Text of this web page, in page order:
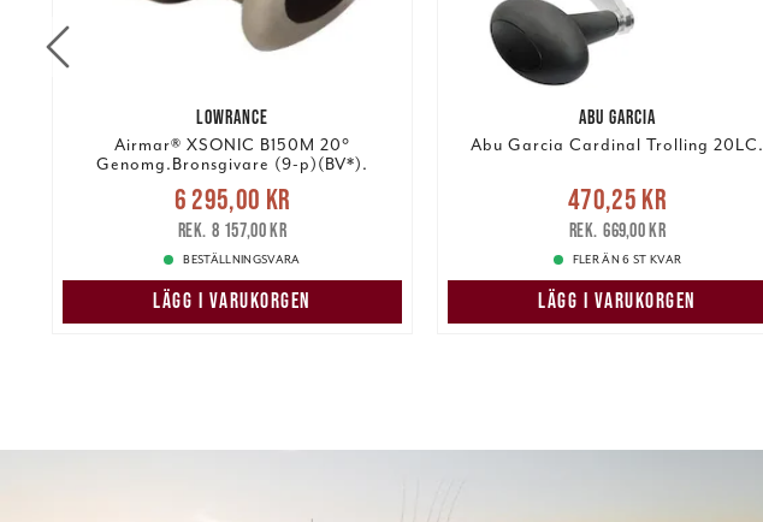
LOWRANCE
Airmar® XSONIC B150M 20°
Genomg.Bronsgivare (9-p)(BV*).
Nuvarande pris :
6 295,00 krTidigare pris
8 157,00 kr
6 295,00 kr
8 157,00 kr
BESTÄLLNINGSVARA
LÄGG I VARUKORGEN
ABU GARCIA
Abu Garcia Cardinal Trolling 20LC.
Nuvarande pris
Tidigare pris
470,25 kr
669,00 kr
FLER ÄN 6 ST KVAR
LÄGG I VARUKORGEN